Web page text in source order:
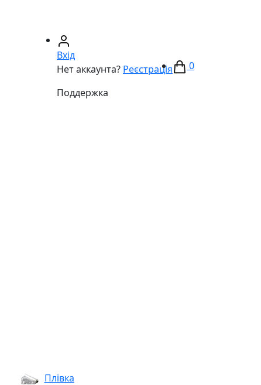
Вхід
Нет аккаунта? Реєстрація
Поддержка
0
Плівка